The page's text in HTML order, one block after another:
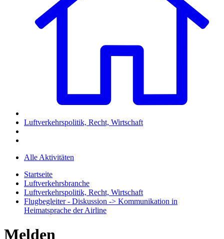
Luftverkehrspolitik, Recht, Wirtschaft
Alle Aktivitäten
Startseite
Luftverkehrsbranche
Luftverkehrspolitik, Recht, Wirtschaft
Flugbegleiter - Diskussion -> Kommunikation in
Heimatsprache der Airline
Melden